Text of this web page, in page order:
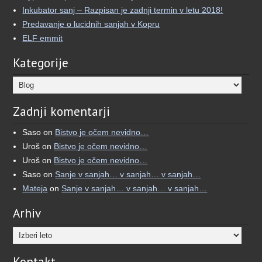
Več kot dve desetletji je minilo, odkar sem se
Kar se je začelo kot iskanje pomena, se je
razvilo v poglobljeno raziskovanje izkušenj, ki
jih je pogosto težko ubesediti.
Zato sem ustvaril aplikacijo Oneiro.
Gre za preprost sanjski dnevnik, ki poleg
zapisovanja omogoča tudi AI interpretacijo san
5 months ago
Inkubator sanj – Razpisan je zadnji termin v letu 2018!
Predavanje o lucidnih sanjah v Kopru
ELF emmit
Kategorije
Kategorije
Zadnji komentarji
Saso on Bistvo je očem nevidno…
Uroš on Bistvo je očem nevidno…
Uroš on Bistvo je očem nevidno…
Saso onSanje v sanjah… v sanjah… v sanjah…
Mateja onSanje v sanjah… v sanjah… v sanjah…
Arhiv